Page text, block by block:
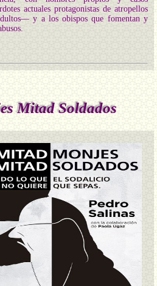
actuales protagonistas de atropellos
y a los obispos que fomentan y
Mitad Soldados